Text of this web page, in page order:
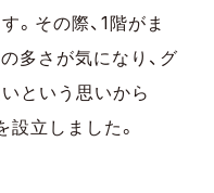
。その際、1階がま
多さが気になり、グ
という思いから
設立しました。